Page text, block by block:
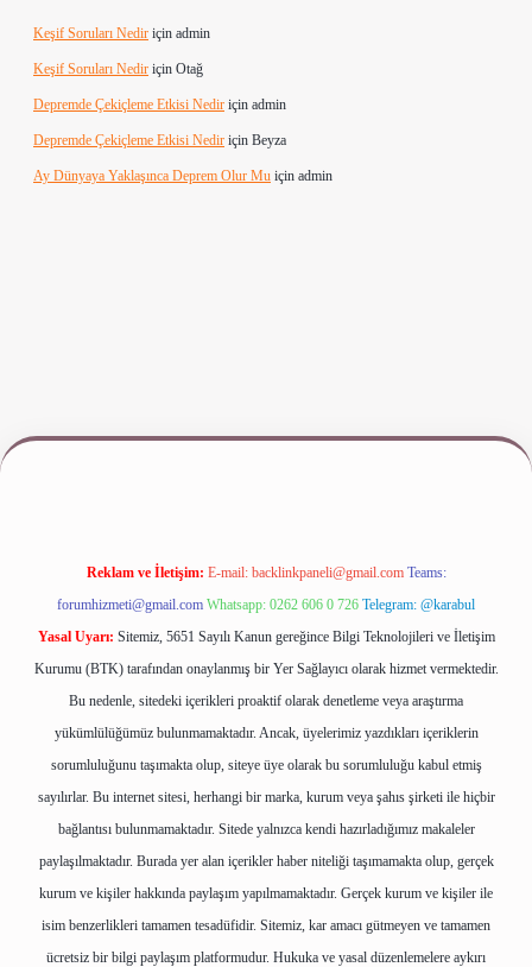
Keşif Soruları Nedir için admin
Keşif Soruları Nedir için Otağ
Depremde Çekiçleme Etkisi Nedir için admin
Depremde Çekiçleme Etkisi Nedir için Beyza
Ay Dünyaya Yaklaşınca Deprem Olur Mu için admin
www.betexper.xyz/
Reklam ve İletişim: E-mail: backlinkpaneli@gmail.com Teams:
forumhizmeti@gmail.com Whatsapp: 0262 606 0 726 Telegram: @karabul
Yasal Uyarı: Sitemiz, 5651 Sayılı Kanun gereğince Bilgi Teknolojileri ve İletişim
Kurumu (BTK) tarafından onaylanmış bir Yer Sağlayıcı olarak hizmet vermektedir.
Bu nedenle, sitedeki içerikleri proaktif olarak denetleme veya araştırma
yükümlülüğümüz bulunmamaktadır. Ancak, üyelerimiz yazdıkları içeriklerin
sorumluluğunu taşımakta olup, siteye üye olarak bu sorumluluğu kabul etmiş
sayılırlar. Bu internet sitesi, herhangi bir marka, kurum veya şahıs şirketi ile hiçbir
bağlantısı bulunmamaktadır. Sitede yalnızca kendi hazırladığımız makaleler
paylaşılmaktadır. Burada yer alan içerikler haber niteliği taşımamakta olup, gerçek
kurum ve kişiler hakkında paylaşım yapılmamaktadır. Gerçek kurum ve kişiler ile
isim benzerlikleri tamamen tesadüfidir. Sitemiz, kar amacı gütmeyen ve tamamen
ücretsiz bir bilgi paylaşım platformudur. Hukuka ve yasal düzenlemelere aykırı